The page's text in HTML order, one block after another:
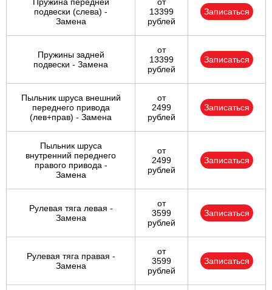
Пружина передней
подвески (слева) -
Замена
от
13399
рублей
Записаться
Пружины задней
подвески - Замена
от
13399
рублей
Записаться
Пыльник шруса внешний
переднего привода
(лев+прав) - Замена
от
2499
рублей
Записаться
Пыльник шруса
внутренний переднего
правого привода -
Замена
от
2499
рублей
Записаться
Рулевая тяга левая -
Замена
от
3599
рублей
Записаться
Рулевая тяга правая -
Замена
от
3599
рублей
Записаться